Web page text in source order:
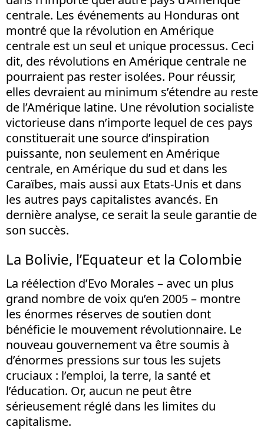
centrale. Les événements au Honduras ont
montré que la révolution en Amérique
centrale est un seul et unique processus. Ceci
dit, des révolutions en Amérique centrale ne
pourraient pas rester isolées. Pour réussir,
elles devraient au minimum s’étendre au reste
de l’Amérique latine. Une révolution socialiste
victorieuse dans n’importe lequel de ces pays
constituerait une source d’inspiration
puissante, non seulement en Amérique
centrale, en Amérique du sud et dans les
Caraïbes, mais aussi aux Etats-Unis et dans
les autres pays capitalistes avancés. En
dernière analyse, ce serait la seule garantie de
son succès.
La Bolivie, l’Equateur et la Colombie
La réélection d’Evo Morales – avec un plus
grand nombre de voix qu’en 2005 – montre
les énormes réserves de soutien dont
bénéficie le mouvement révolutionnaire. Le
nouveau gouvernement va être soumis à
d’énormes pressions sur tous les sujets
cruciaux : l’emploi, la terre, la santé et
l’éducation. Or, aucun ne peut être
sérieusement réglé dans les limites du
capitalisme.